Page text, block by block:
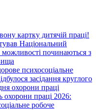
картку дитячій праці!
Національний
можливості починаються з
психосоціальне
засідання круглого
охорони праці
охорони праці 2026:
робоче